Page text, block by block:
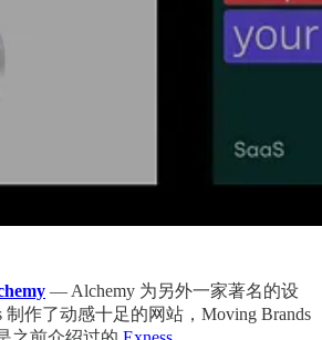
— Alchemy 为另外一家著名的设
制作了动感十足的网站，Moving Brands